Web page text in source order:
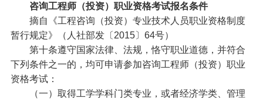
咨询工程师（投资）职业资格考试报名条件
摘自《工程咨询（投资）专业技术人员职业资格制度
暂行规定》
（人社部发〔2015〕64号）
第十条遵守国家法律、法规，恪守职业道德，并符合
下列条件之一的，均可申请参加咨询工程师（投资）职业
资格考试：
（一）取得工学学科门类专业，或者经济学类、管理